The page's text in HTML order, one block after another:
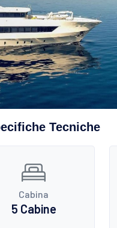
Tecniche
Cabina
5 Cabine